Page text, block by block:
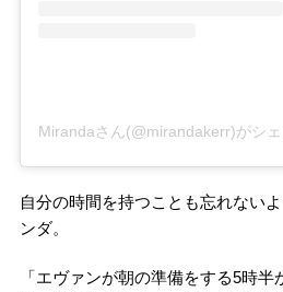
Mirandaさん(@mirandakerr)がシ
自分の時間を持つことも忘れない
ンダ。
「エヴァンが朝の準備をする5時